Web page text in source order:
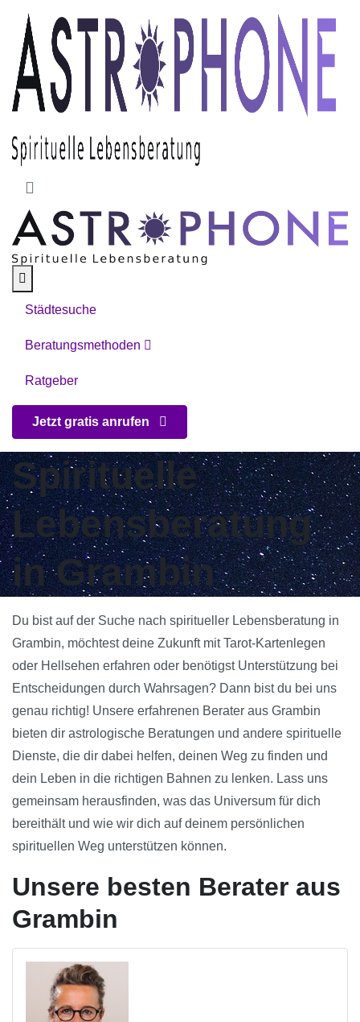
Skip to main content
Städtesuche
Beratungsmethoden
Ratgeber
Jetzt gratis anrufen
Spirituelle
Lebensberatung
in Grambin
Du bist auf der Suche nach spiritueller Lebensberatung in
Grambin, möchtest deine Zukunft mit Tarot-Kartenlegen
oder Hellsehen erfahren oder benötigst Unterstützung bei
Entscheidungen durch Wahrsagen? Dann bist du bei uns
genau richtig! Unsere erfahrenen Berater aus Grambin
bieten dir astrologische Beratungen und andere spirituelle
Dienste, die dir dabei helfen, deinen Weg zu finden und
dein Leben in die richtigen Bahnen zu lenken. Lass uns
gemeinsam herausfinden, was das Universum für dich
bereithält und wie wir dich auf deinem persönlichen
spirituellen Weg unterstützen können.
Unsere besten Berater aus
Grambin